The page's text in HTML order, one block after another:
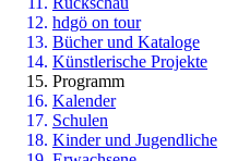
hdgö on tour
Bücher und Kataloge
Künstlerische Projekte
Programm
Kalender
Schulen
Kinder und Jugendliche